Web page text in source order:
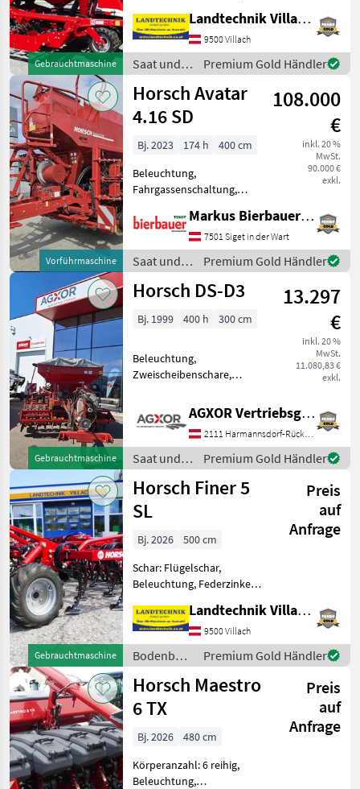
Gebrauchtmaschine
Zweischeibenschare,
Extrastriegel,
Fahrgassenschaltung,
Fahrwerk, hydr.
Schardruckverstellung,
Zwischenreifen
Landtechnik Villach GmbH
9500 Villach
Saat und
Pflege /
Horsch
Premium Gold Händler
Vorführmaschine
Horsch Avatar
4.16 SD
108.000
€
inkl. 20 %
MwSt.
90.000 €
exkl.
Bj. 2023 174 h
400 cm
Beleuchtung,
Fahrgassenschaltung,
Schardruckverstellung
Direktsaatmaschine Horsch
Avatar 4.14 SD, Doppeltank,
Saatflussüberwachung,
Gebläse direkt,
Markus Bierbauer GmbH
7501 Siget in der Wart
Saat und
Pflege /
Horsch
Premium Gold Händler
Gebrauchtmaschine
Horsch DS-D3
13.297
€
inkl. 20 %
MwSt.
11.080,83 €
exkl.
Bj. 1999 400 h 300 cm
Beleuchtung,
Zweischeibenschare,
Fahrgassenschaltung,
Fahrwerk, Spuranreisser
Arbetisbreite - mit
Unterlenkeranschluss
Kat.3N=L2
AGXOR Vertriebsgesellschaft Ost GmbH
2111 Harmannsdorf-Rückersdorf
Saat und
Pflege /
Horsch
Premium Gold Händler
Gebrauchtmaschine
Horsch Finer 5
SL
Preis
auf
Anfrage
Bj. 2026
500 cm
Schar: Flügelschar,
Beleuchtung, Federzinken,
Scharspitzen,
Steinsicherung Horsch
Flachgrubber Finer 5 S SL
mit Flügelschar 25 cm,
Striegel hinten zweir
Landtechnik Villach GmbH
9500 Villach
Bodenbearbeitung
/ Horsch
Premium Gold Händler
Horsch Maestro
6 TX
Preis
auf
Anfrage
Bj. 2026
480 cm
Körperanzahl: 6 reihig,
Beleuchtung,